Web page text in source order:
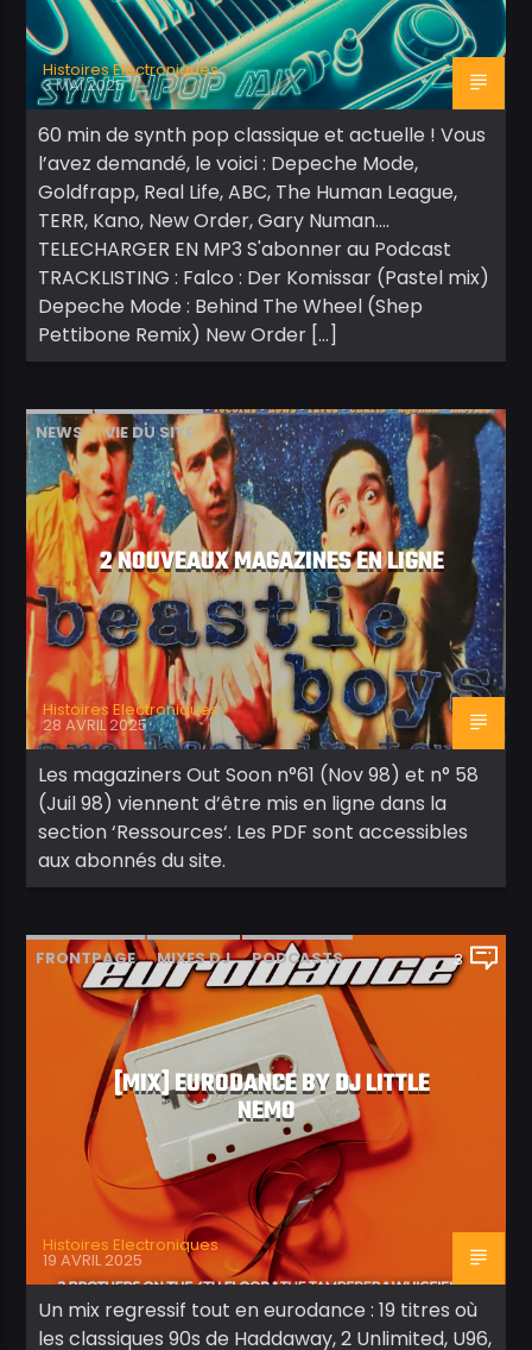
Histoires Electroniques
3 MAI 2025
60 min de synth pop classique et actuelle ! Vous
l’avez demandé, le voici : Depeche Mode,
Goldfrapp, Real Life, ABC, The Human League,
TERR, Kano, New Order, Gary Numan….
TELECHARGER EN MP3 S'abonner au Podcast
TRACKLISTING : Falco : Der Komissar (Pastel mix)
Depeche Mode : Behind The Wheel (Shep
Pettibone Remix) New Order […]
NEWS VIE DU SITE
2 NOUVEAUX MAGAZINES EN LIGNE
Histoires Electroniques
28 AVRIL 2025
Les magaziners Out Soon n°61 (Nov 98) et n° 58
(Juil 98) viennent d’être mis en ligne dans la
section ‘Ressources‘. Les PDF sont accessibles
aux abonnés du site.
FRONTPAGE MIXES DJ PODCASTS 3
[MIX] EURODANCE BY DJ LITTLE
NEMO
Histoires Electroniques
19 AVRIL 2025
Un mix regressif tout en eurodance : 19 titres où
les classiques 90s de Haddaway, 2 Unlimited, U96,